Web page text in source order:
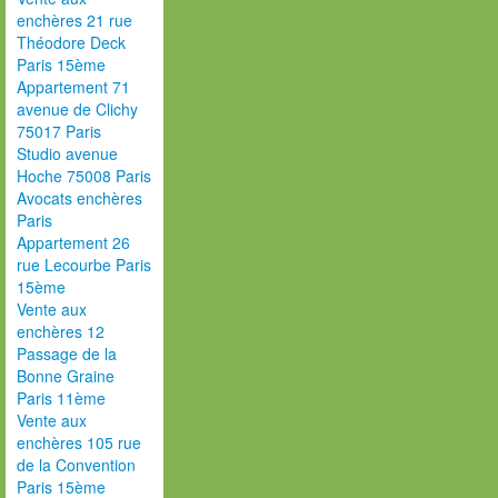
enchères 21 rue
Théodore Deck
Paris 15ème
Appartement 71
avenue de Clichy
75017 Paris
Studio avenue
Hoche 75008 Paris
Avocats enchères
Paris
Appartement 26
rue Lecourbe Paris
15ème
Vente aux
enchères 12
Passage de la
Bonne Graine
Paris 11ème
Vente aux
enchères 105 rue
de la Convention
Paris 15ème